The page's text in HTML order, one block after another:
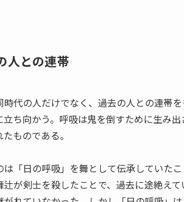
人との連帯
代の人だけでなく、過去の人との連帯
ち向かう。呼吸は鬼を倒すために生み
ものである。
「日の呼吸」を舞として伝承していた
が剣士を殺したことで、過去に途絶え